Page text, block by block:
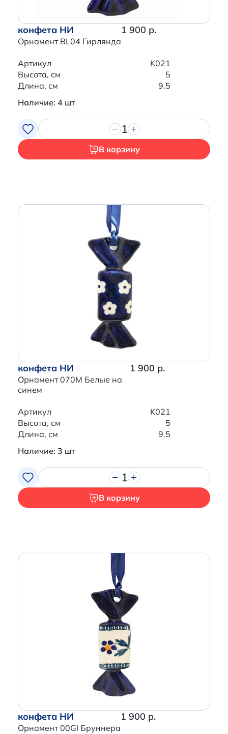
Итого:
конфета НИ
Орнамент BL04 Гирлянда
1 900 р.
Артикул
K021
Высота, см
5
Длина, см
9.5
Наличие: 4 шт
1
В корзину
конфета НИ
Орнамент 070M Белые на
синем
1 900 р.
Артикул
K021
Высота, см
5
Длина, см
9.5
Наличие: 3 шт
1
В корзину
конфета НИ
Орнамент 00GI Бруннера
1 900 р.